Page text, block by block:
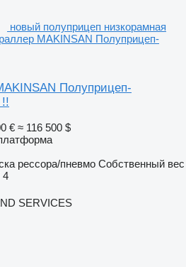
новый полуприцеп низкорамная
MAKINSAN Полуприцеп-
Полуприцеп-
€ ≈ 116 500 $
рессора/пневмо Собственный вес
4
SERVICES